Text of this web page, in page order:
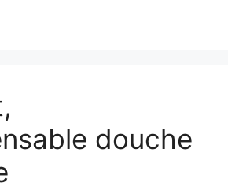
douche